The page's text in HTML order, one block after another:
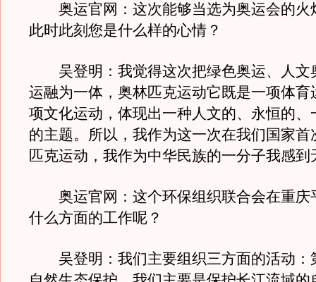
奥运官网：这次能够当选为奥运会的火
此时此刻您是什么样的心情？
吴登明：我觉得这次把绿色奥运、人文
运融为一体，奥林匹克运动它既是一项体育
项文化运动，体现出一种人文的、永恒的、
的主题。所以，我作为这一次在我们国家首
匹克运动，我作为中华民族的一分子我感到
奥运官网：这个环保组织联合会在重庆
什么方面的工作呢？
吴登明：我们主要组织三方面的活动：